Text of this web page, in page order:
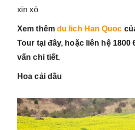
xịn xò
Xem thêm du lich Han Quoc
Tour tại đây, hoặc liên hệ
vấn chi tiết.
Hoa cải dầu